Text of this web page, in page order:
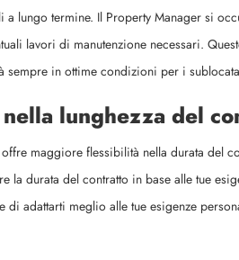
lungo termine. Il Property Manager si
lavori di manutenzione necessari.
sempre in ottime condizioni per i
lunghezza del
maggiore flessibilità nella durata del
la durata del contratto in base alle tue
di adattarti meglio alle tue esigenze